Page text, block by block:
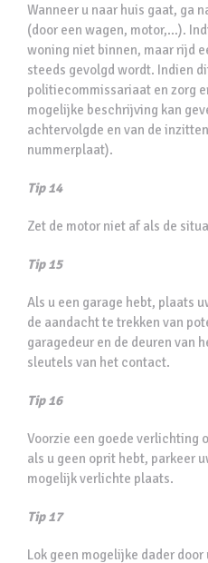
Wanneer u naar huis gaat, ga
(door een wagen, motor,…).
woning niet binnen, maar rijd
steeds gevolgd wordt. Indien
politiecommissariaat en zorg
mogelijke beschrijving kan
achtervolgde en van de
nummerplaat).
Tip 14
Zet de motor niet af als de
Tip 15
Als u een garage hebt, plaats
de aandacht te trekken van
garagedeur en de deuren van
sleutels van het contact.
Tip 16
Voorzie een goede verlichting
als u geen oprit hebt, parkeer
mogelijk verlichte plaats.
Tip 17
Lok geen mogelijke dader door